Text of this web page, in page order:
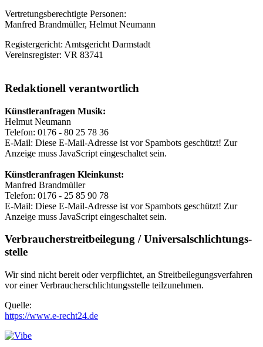
Vertretungsberechtigte Personen:
Manfred Brandmüller, Helmut Neumann
Registergericht: Amtsgericht Darmstadt
Vereinsregister: VR 83741
Redaktionell verantwortlich
Künstleranfragen Musik:
Helmut Neumann
Telefon: 0176 - 80 25 78 36
E-Mail: Diese E-Mail-Adresse ist vor Spambots geschützt! Zur
Anzeige muss JavaScript eingeschaltet sein.
Künstleranfragen Kleinkunst:
Manfred Brandmüller
Telefon: 0176 - 25 85 90 78
E-Mail: Diese E-Mail-Adresse ist vor Spambots geschützt! Zur
Anzeige muss JavaScript eingeschaltet sein.
Verbraucher­streit­beilegung / Universal­schlichtungs­
stelle
Wir sind nicht bereit oder verpflichtet, an Streitbeilegungsverfahren
vor einer Verbraucherschlichtungsstelle teilzunehmen.
Quelle:
https://www.e-recht24.de